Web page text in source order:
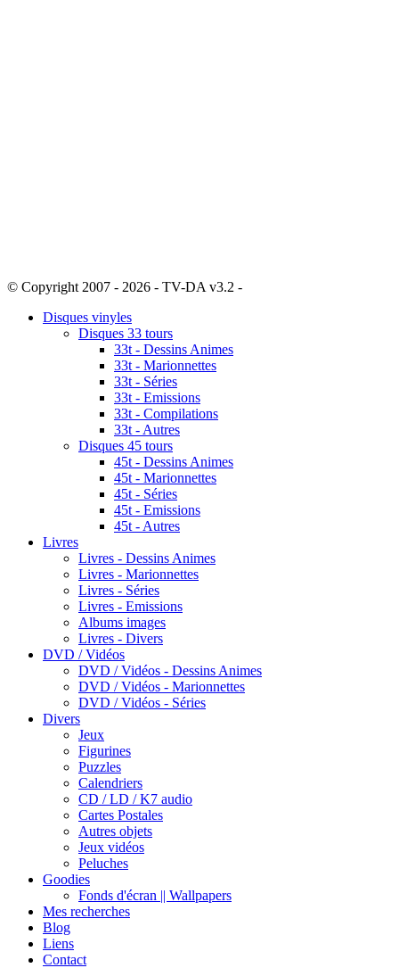
© Copyright 2007 - 2026 - TV-DA v3.2 -
Disques vinyles
Disques 33 tours
33t - Dessins Animes
33t - Marionnettes
33t - Séries
33t - Emissions
33t - Compilations
33t - Autres
Disques 45 tours
45t - Dessins Animes
45t - Marionnettes
45t - Séries
45t - Emissions
45t - Autres
Livres
Livres - Dessins Animes
Livres - Marionnettes
Livres - Séries
Livres - Emissions
Albums images
Livres - Divers
DVD / Vidéos
DVD / Vidéos - Dessins Animes
DVD / Vidéos - Marionnettes
DVD / Vidéos - Séries
Divers
Jeux
Figurines
Puzzles
Calendriers
CD / LD / K7 audio
Cartes Postales
Autres objets
Jeux vidéos
Peluches
Goodies
Fonds d'écran || Wallpapers
Mes recherches
Blog
Liens
Contact